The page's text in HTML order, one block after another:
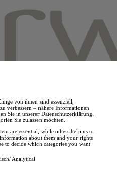
von ihnen sind essenziell,
verbessern – nähere Informationen
Sie in unserer Datenschutzerklärung.
Sie zulassen möchten.
are essential, while others help us to
about them and your rights
to decide which categories you want
Analytical